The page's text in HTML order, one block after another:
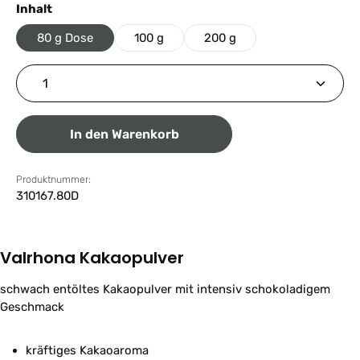
Inhaltauswählen
80 g Dose 100 g 200 g
Produkt Anzahl: Gib den gewünschten Wert ein
In den Warenkorb
Produktnummer:
310167.80D
Valrhona Kakaopulver
schwach entöltes Kakaopulver mit intensiv schokoladigem
Geschmack
kräftiges Kakaoaroma